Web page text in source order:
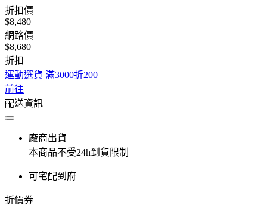
折扣價
$8,480
網路價
$8,680
折扣
運動選貨 滿3000折200
前往
配送資訊
廠商出貨
本商品不受24h到貨限制
可宅配到府
折價券